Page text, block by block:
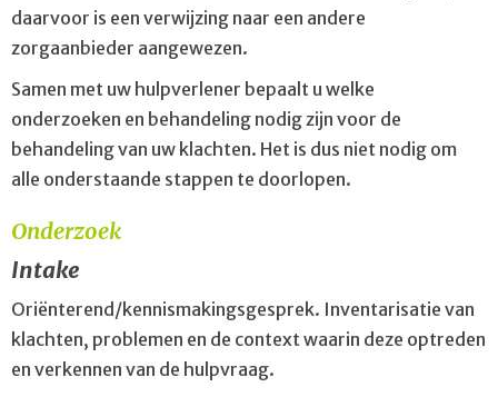
daarvoor is een verwijzing naar een andere
zorgaanbieder aangewezen.
Samen met uw hulpverlener bepaalt u welke
onderzoeken en behandeling nodig zijn voor de
behandeling van uw klachten. Het is dus niet nodig om
alle onderstaande stappen te doorlopen.
Onderzoek
Intake
Oriënterend/kennismakingsgesprek. Inventarisatie van
klachten, problemen en de context waarin deze optreden
en verkennen van de hulpvraag.